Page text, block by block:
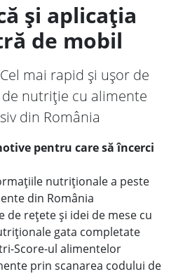
și aplicația
de mobil
mai rapid și ușor de
nutriție cu alimente
din România
pentru care să încerci
nutriționale a peste
din România
de rețete și idei de mese cu
gata completate
Score-ul alimentelor
prin scanarea codului de